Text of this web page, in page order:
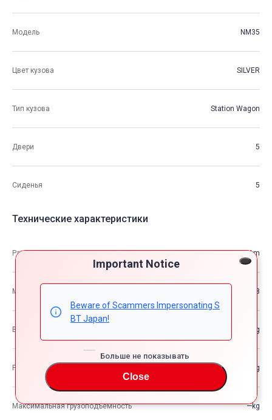
Important Notice
Beware of Scammers Impersonating S
BT Japan!
Больше не показывать
Close
Модель NM35
Цвет кузова SILVER
Тип кузова Station Wagon
Двери 5
Сиденья 5
Технические характеристики
Размеры 4.82m×1.79m×1.51m
М3 12.98
Вес автомобиля —kg
Разрешенная максимальная масса транспортного средства —kg
Максимальная грузоподъемность —kg